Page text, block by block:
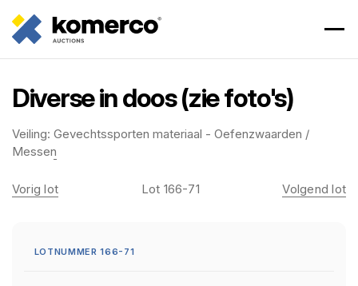
Diverse in doos (zie foto's)
Veiling: Gevechtssporten materiaal - Oefenzwaarden /
Messen
Vorig lot Lot 166-71 Volgend lot
LOTNUMMER 166-71